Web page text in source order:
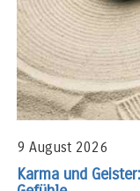
9 August 2026
Karma und